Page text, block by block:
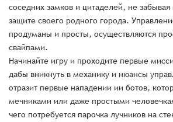
соседних замков и цитаделей, не забывая
защите своего родного города.
продуманы и просты, осуществляются
свайпами.
Начинайте игру и проходите первые
дабы вникнуть в механику и нюансы
отразит первые нападении ии ботов,
мечниками или даже простыми
чего потребуется парочка лучников на